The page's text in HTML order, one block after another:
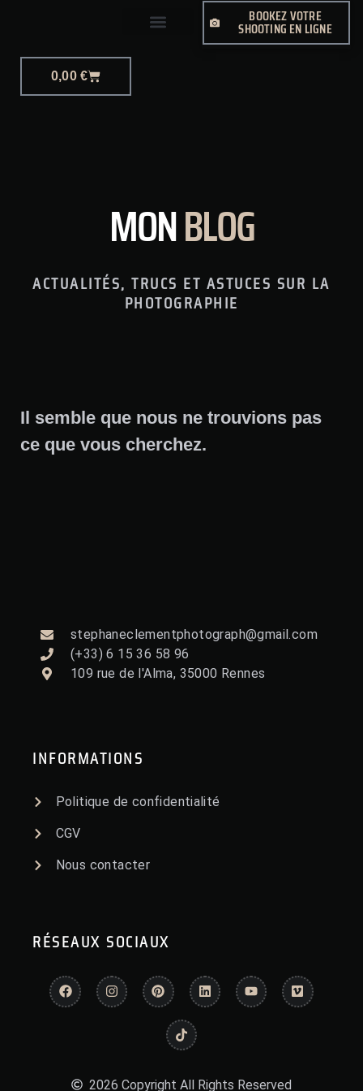
BOOKEZ VOTRE
SHOOTING EN LIGNE
0,00 €
MONBLOG
ACTUALITÉS, TRUCS ET ASTUCES SUR LA
PHOTOGRAPHIE
Il semble que nous ne trouvions pas
ce que vous cherchez.
stephaneclementphotograph@gmail.com
(+33) 6 15 36 58 96
109 rue de l'Alma, 35000 Rennes
INFORMATIONS
Politique de confidentialité
CGV
Nous contacter
RÉSEAUX SOCIAUX
2026 Copyright All Rights Reserved